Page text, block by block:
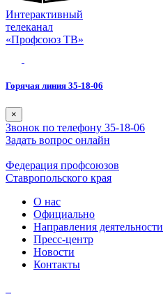
Интерактивный
телеканал
«Профсоюз ТВ»
Горячая линия 35-18-06
×
Звонок по телефону 35-18-06
Задать вопрос онлайн
Федерация профсоюзов
Ставропольского края
О нас
Официально
Направления деятельности
Пресс-центр
Новости
Контакты